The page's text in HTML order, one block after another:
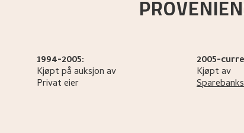
1994-2005:
Kjøpt på auksjon av
Privat eier
2005-
Kjøpt av